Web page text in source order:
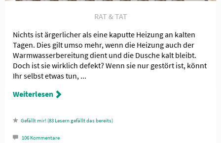
RAT & TAT
Nichts ist ärgerlicher als eine kaputte Heizung an kalten
Tagen. Dies gilt umso mehr, wenn die Heizung auch der
Warmwasserbereitung dient und die Dusche kalt bleibt.
Doch ist sie wirklich defekt? Wenn sie nur gestört ist, könnt
Ihr selbst etwas tun, ...
Weiterlesen
83 Lesern gefällt das
106 Kommentare